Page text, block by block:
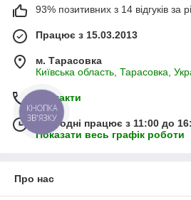
93% позитивних з 14 відгуків за
Працює з 15.03.2013
м. Тарасовка
Київська область, Тарасовка,
Контакти
Сьогодні працює з 11:00 до
Показати весь графік роботи
Про нас
КНОПКА
ЗВ'ЯЗКУ